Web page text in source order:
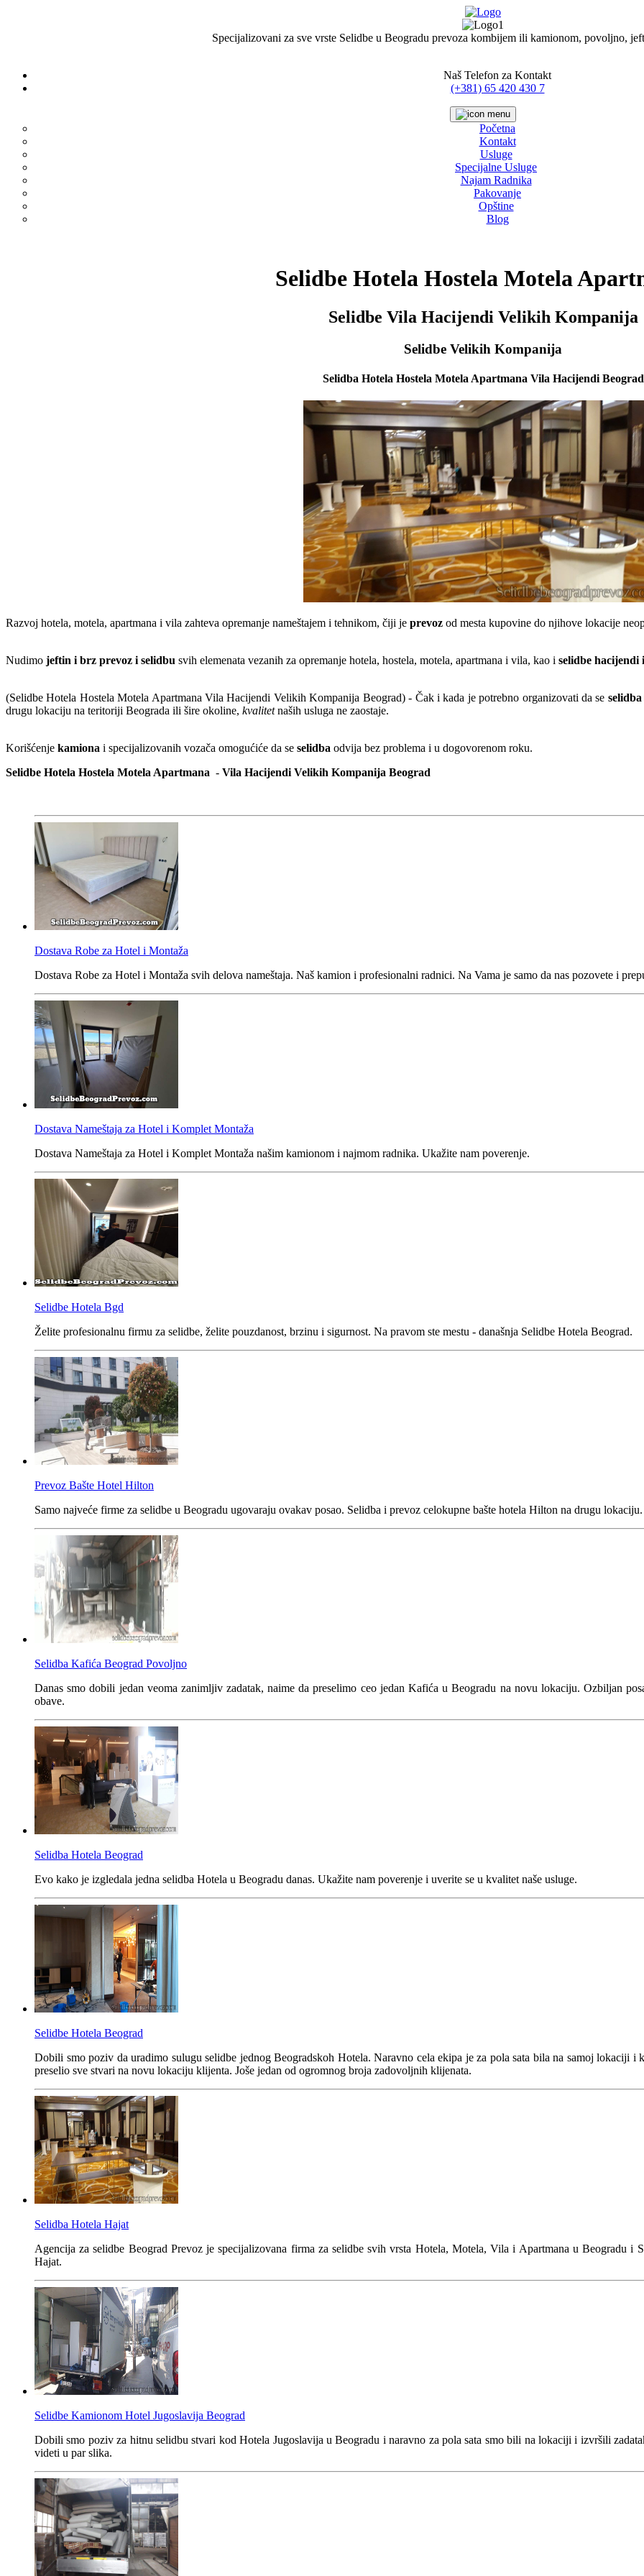
Specijalizovani za sve vrste Selidbe u Beogradu prevoza kombijem ili kamionom, povoljno,
Naš Telefon za Kontakt
(+381) 65 420 430 7
Početna
Kontakt
Usluge
Specijalne Usluge
Najam Radnika
Pakovanje
Opštine
Blog
Selidbe Hotela Hostela Motela
Selidbe Vila Hacijendi Velikih Kompanija
Selidbe Velikih Kompanija
Selidba Hotela Hostela Motela Apartmana Vila Hacijendi Beograd
Razvoj hotela, motela, apartmana i vila zahteva opremanje nameštajem i tehnikom, čiji je prevoz od mesta kupovine do njihove lokacije
Nudimo jeftin i brz prevoz i selidbu svih elemenata vezanih za opremanje hotela, hostela, motela, apartmana i vila, kao i selidbe
(Selidbe Hotela Hostela Motela Apartmana Vila Hacijendi Velikih Kompanija Beograd) - Čak i kada je potrebno organizovati da se
drugu lokaciju na teritoriji Beograda ili šire okoline, kvalitetnaših usluga ne zaostaje.
Korišćenje kamiona i specijalizovanih vozača omogućiće da se selidba odvija bez problema i u dogovorenom roku.
Selidbe Hotela Hostela Motela Apartmana - Vila Hacijendi Velikih Kompanija Beograd
Dostava Robe za Hotel i Montaža
Dostava Robe za Hotel i Montaža svih delova nameštaja. Naš kamion i profesionalni radnici. Na Vama je samo da nas pozovete i
Dostava Nameštaja za Hotel i Komplet Montaža
Dostava Nameštaja za Hotel i Komplet Montaža našim kamionom i najmom radnika. Ukažite nam poverenje.
Selidbe Hotela Bgd
Želite profesionalnu firmu za selidbe, želite pouzdanost, brzinu i sigurnost. Na pravom ste mestu - današnja Selidbe Hotela Beograd.
Prevoz Bašte Hotel Hilton
Samo najveće firme za selidbe u Beogradu ugovaraju ovakav posao. Selidba i prevoz celokupne bašte hotela Hilton na drugu
Selidba Kafića Beograd Povoljno
Danas smo dobili jedan veoma zanimljiv zadatak, naime da preselimo ceo jedan Kafića u Beogradu na novu lokaciju. Ozbiljan
obave.
Selidba Hotela Beograd
Evo kako je izgledala jedna selidba Hotela u Beogradu danas. Ukažite nam poverenje i uverite se u kvalitet naše usluge.
Selidbe Hotela Beograd
Dobili smo poziv da uradimo sulugu selidbe jednog Beogradskoh Hotela. Naravno cela ekipa je za pola sata bila na samoj lokaciji
preselio sve stvari na novu lokaciju klijenta. Joše jedan od ogromnog broja zadovoljnih klijenata.
Selidba Hotela Hajat
Agencija za selidbe Beograd Prevoz je specijalizovana firma za selidbe svih vrsta Hotela, Motela, Vila i Apartmana u Beogradu i
Hajat.
Selidbe Kamionom Hotel Jugoslavija Beograd
Dobili smo poziv za hitnu selidbu stvari kod Hotela Jugoslavija u Beogradu i naravno za pola sata smo bili na lokaciji i izvršili
videti u par slika.